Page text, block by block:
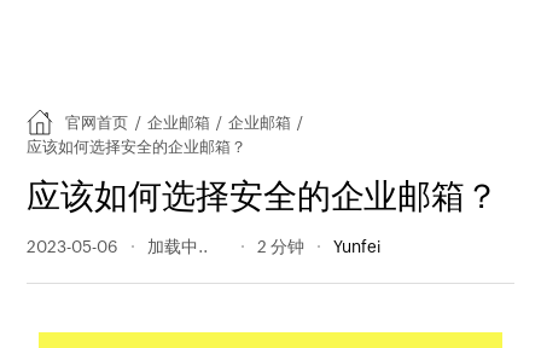
官网首页 / 企业邮箱 / 企业邮箱 /
应该如何选择安全的企业邮箱？
应该如何选择安全的企业邮箱？
2023-05-06 218 阅读量 2 分钟 Yunfei